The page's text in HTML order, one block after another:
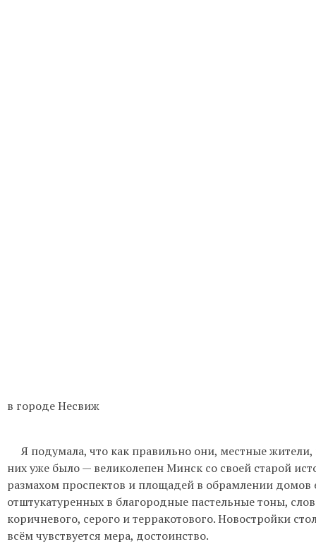
в городе Несвиж
Я подумала, что как правильно они, местные жители,
них уже было — великолепен Минск со своей старой
размахом проспектов и площадей в обрамлении домов
отштукатуренных в благородные пастельные тоны,
коричневого, серого и терракотового.Новостройки
всём чувствуется мера, достоинство.